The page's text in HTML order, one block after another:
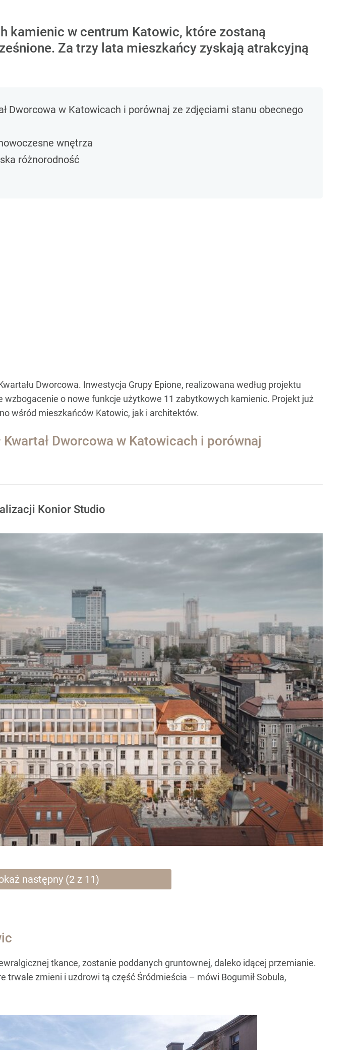
kamienic w centrum Katowic, które zostaną
Za trzy lata mieszkańcy zyskają atrakcyjną
Dworcowa w Katowicach i porównaj ze zdjęciami stanu obecnego
wnętrza
różnorodność
Dworcowa. Inwestycja Grupy Epione, realizowana według projektu
wzbogacenie o nowe funkcje użytkowe 11 zabytkowych kamienic. Projekt już
wśród mieszkańców Katowic, jak i architektów.
Dworcowa w Katowicach i porównaj
Konior Studio
następny (2 z 11)
tkance, zostanie poddanych gruntownej, daleko idącej przemianie.
zmieni i uzdrowi tą część Śródmieścia – mówi Bogumił Sobula,